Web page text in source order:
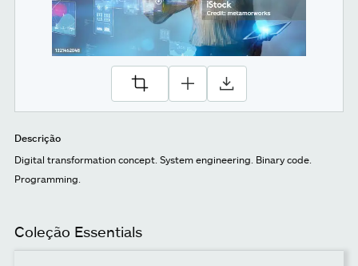
Descrição
Digital transformation concept. System engineering. Binary code.
Programming.
Coleção Essentials